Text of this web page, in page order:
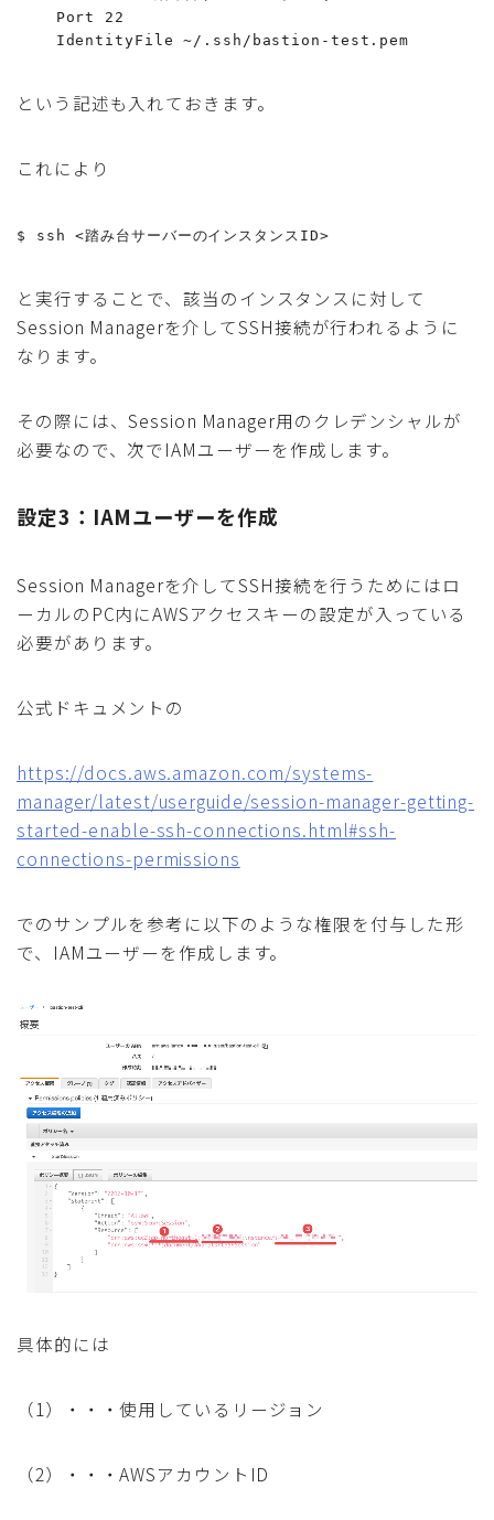
という記述も入れておきます。
これにより
$ ssh <踏み台サーバーのインスタンスID>
と実行することで、該当のインスタンスに対して
Session Managerを介してSSH接続が行われるように
なります。
その際には、Session Manager用のクレデンシャルが
必要なので、次でIAMユーザーを作成します。
設定3：IAMユーザーを作成
Session Managerを介してSSH接続を行うためにはロ
ーカルのPC内にAWSアクセスキーの設定が入っている
必要があります。
公式ドキュメントの
https://docs.aws.amazon.com/systems-
manager/latest/userguide/session-manager-getting-
started-enable-ssh-connections.html#ssh-
connections-permissions
でのサンプルを参考に以下のような権限を付与した形
で、IAMユーザーを作成します。
具体的には
（1）・・・使用しているリージョン
（2）・・・AWSアカウントID